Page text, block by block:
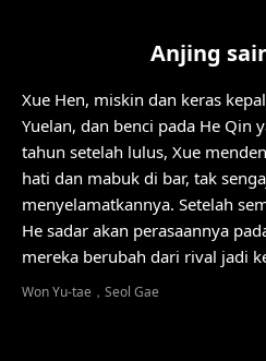
Anjing
Xue Hen, miskin dan keras
Yuelan, dan benci pada He Qin
tahun setelah lulus, Xue
hati dan mabuk di bar, tak
menyelamatkannya. Setelah
He sadar akan perasaannya
mereka berubah dari rival jadi
Won Yu-tae，Seol Gae